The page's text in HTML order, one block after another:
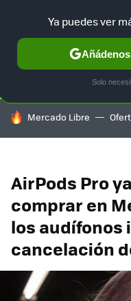
SELECCIÓN GAMING
HOY SE HABLA DE
Mercado Libre
AirPods Pro
comprar en
los audífonos
cancelación
Ya puedes ver
Solo